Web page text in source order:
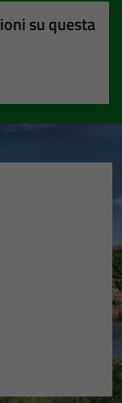
su questa